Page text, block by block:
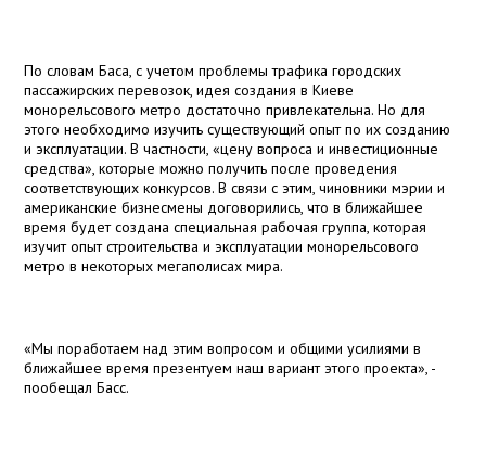
По словам Баса, с учетом проблемы трафика городских
пассажирских перевозок, идея создания в Киеве
монорельсового метро достаточно привлекательна. Но для
этого необходимо изучить существующий опыт по их созданию
и эксплуатации. В частности, «цену вопроса и инвестиционные
средства», которые можно получить после проведения
соответствующих конкурсов. В связи с этим, чиновники мэрии и
американские бизнесмены договорились, что в ближайшее
время будет создана специальная рабочая группа, которая
изучит опыт строительства и эксплуатации монорельсового
метро в некоторых мегаполисах мира.
«Мы поработаем над этим вопросом и общими усилиями в
ближайшее время презентуем наш вариант этого проекта», -
пообещал Басс.